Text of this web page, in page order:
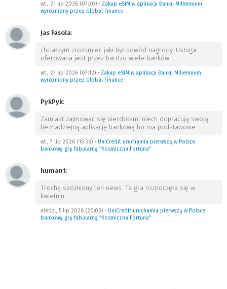
wt., 21 lip 2026 (07:30) • Zakup eSIM w aplikacji Banku Millennium
wyróżniony przez Global Finance
Jas Fasola:
chciałbym zrozumieć jaki był powód nagrody. Usługa
oferowana jest przez bardzo wiele banków. …
wt., 21 lip 2026 (07:12) • Zakup eSIM w aplikacji Banku Millennium
wyróżniony przez Global Finance
PykPyk:
Zamiast zajmować się pierdołami niech dopracują swoją
beznadziejną aplikację bankową bo ma podstawowe …
wt., 7 lip 2026 (16:36) • UniCredit uruchamia pierwszą w Polsce
bankową grę fabularną “Kosmiczna Fortuna”
human1:
Trochę spóźniony ten news. Ta gra rozpoczęła się w
kwietniu. …
niedz., 5 lip 2026 (20:03) • UniCredit uruchamia pierwszą w Polsce
bankową grę fabularną “Kosmiczna Fortuna”